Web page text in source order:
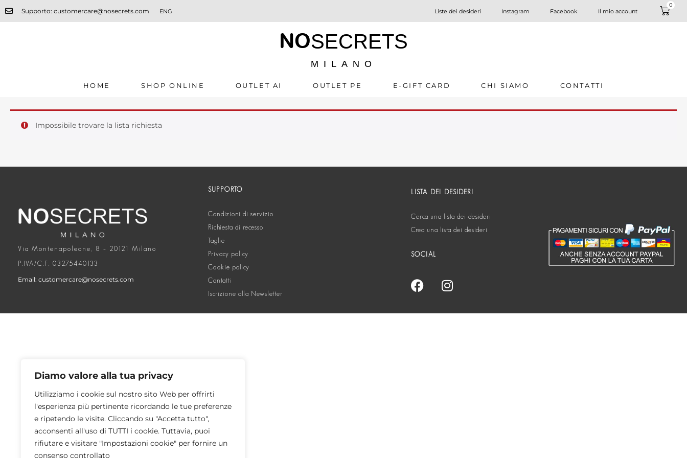
Diamo valore alla tua privacy
Utilizziamo i cookie sul nostro sito Web per offrirti
l'esperienza più pertinente ricordando le tue preferenze
e ripetendo le visite. Cliccando su "Accetta tutto",
acconsenti all'uso di TUTTI i cookie. Tuttavia, puoi
rifiutare e visitare "Impostazioni cookie" per fornire un
consenso controllato
Supporto: customercare@nosecrets.com ENG Liste dei desideri Instagram Facebook Il mio account
0
NOSECRETS
MILANO
HOME SHOP ONLINE OUTLET AI OUTLET PE E-GIFT CARD CHI SIAMO CONTATTI
Impossibile trovare la lista richiesta
Via Montenapoleone, 8 – 20121 Milano
P.IVA/C.F. 03275440133
Email: customercare@nosecrets.com
SUPPORTO
Condizioni di servizio
Richiesta di recesso
Taglie
Privacy policy
Cookie policy
Contatti
Iscrizione alla Newsletter
LISTA DEI DESIDERI
Cerca una lista dei desideri
Crea una lista dei desideri
SOCIAL